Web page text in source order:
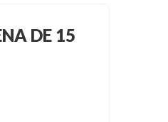
DE 15